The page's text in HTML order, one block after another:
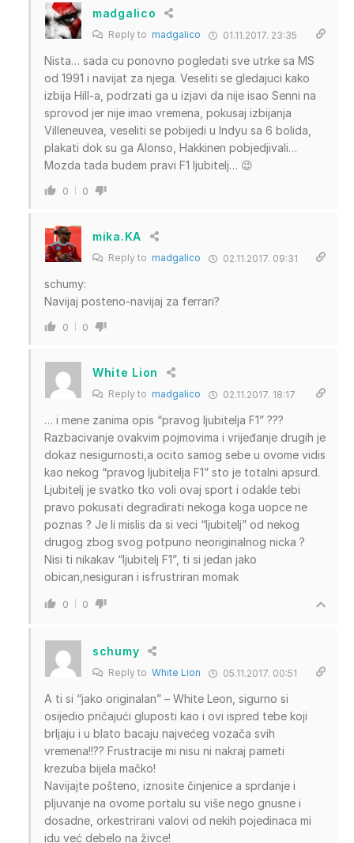
madgalico
Reply to madgalico 01.11.2017. 23:35
Nista… sada cu ponovno pogledati sve utrke sa MS
od 1991 i navijat za njega. Veseliti se gledajuci kako
izbija Hill-a, podrzati ga u izjavi da nije isao Senni na
sprovod jer nije imao vremena, pokusaj izbijanja
Villeneuvea, veseliti se pobijedi u Indyu sa 6 bolida,
plakati dok su ga Alonso, Hakkinen pobjedjivali…
Mozda tada budem pravi F1 ljubitelj… 😉
0 0
mika.KA
Reply to madgalico 02.11.2017. 09:31
schumy:
Navijaj posteno-navijaj za ferrari?
0 0
White Lion
Reply to madgalico 02.11.2017. 18:17
… i mene zanima opis “pravog ljubitelja F1” ???
Razbacivanje ovakvim pojmovima i vrijeđanje drugih je
dokaz nesigurnosti,a ocito samog sebe u ovome vidis
kao nekog “pravog ljubitelja F1” sto je totalni apsurd.
Ljubitelj je svatko tko voli ovaj sport i odakle tebi
pravo pokusati degradirati nekoga koga uopce ne
poznas ? Je li mislis da si veci “ljubitelj” od nekog
drugog zbog svog potpuno neoriginalnog nicka ?
Nisi ti nikakav “ljubitelj F1”, ti si jedan jako
obican,nesiguran i isfrustriran momak
0 0
schumy
Reply to White Lion 05.11.2017. 00:51
A ti si “jako originalan” – White Leon, sigurno si
osijedio pričajući gluposti kao i ovi ispred tebe koji
brljaju i u blato bacaju najvećeg vozača svih
vremena!!?? Frustracije mi nisu ni nakraj pameti
krezuba bijela mačko!
Navijajte pošteno, iznosite činjenice a sprdanje i
pljuvanje na ovome portalu su više nego gnusne i
dosadne, orkestrirani valovi od nekih pojedinaca mi
idu već debelo na živce!